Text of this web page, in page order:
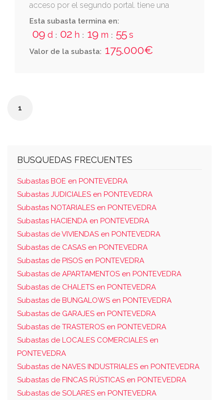
acceso por el segundo portal. tiene una
superficie útil de setenta y nueve metros diez
decímetros cuadrados, distribuida en:
vestíbulo, pasillo, cocina, tendedero, estar
comedor, dos cuartos de baño y tres
Esta subasta termina en:
09 d : 02 h : 19 m : 55s
Valor de la subasta: 175.000€
1
BUSQUEDAS FRECUENTES
Subastas BOE en PONTEVEDRA
Subastas JUDICIALES en PONTEVEDRA
Subastas NOTARIALES en PONTEVEDRA
Subastas HACIENDA en PONTEVEDRA
Subastas de VIVIENDAS en PONTEVEDRA
Subastas de CASAS en PONTEVEDRA
Subastas de PISOS en PONTEVEDRA
Subastas de APARTAMENTOS en PONTEVEDRA
Subastas de CHALETS en PONTEVEDRA
Subastas de BUNGALOWS en PONTEVEDRA
Subastas de GARAJES en PONTEVEDRA
Subastas de TRASTEROS en PONTEVEDRA
Subastas de LOCALES COMERCIALES en
PONTEVEDRA
Subastas de NAVES INDUSTRIALES en PONTEVEDRA
Subastas de FINCAS RÚSTICAS en PONTEVEDRA
Subastas de SOLARES en PONTEVEDRA